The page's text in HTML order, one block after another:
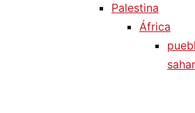
Palestina
África